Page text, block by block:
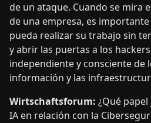
de un ataque. Cuando se mira
de una empresa, es
pueda realizar su trabajo sin
y abrir las puertas a los
independiente y consciente de
información y las
Wirtschaftsforum: ¿Qué
IA en relación con la